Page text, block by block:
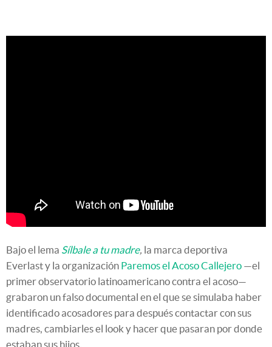
Bajo el lema Sílbale a tu madre, la marca deportiva
Everlast y la organización Paremos el Acoso Callejero —el
primer observatorio latinoamericano contra el acoso—
grabaron un falso documental en el que se simulaba haber
identificado acosadores para después contactar con sus
madres, cambiarles el look y hacer que pasaran por donde
estaban sus hijos.